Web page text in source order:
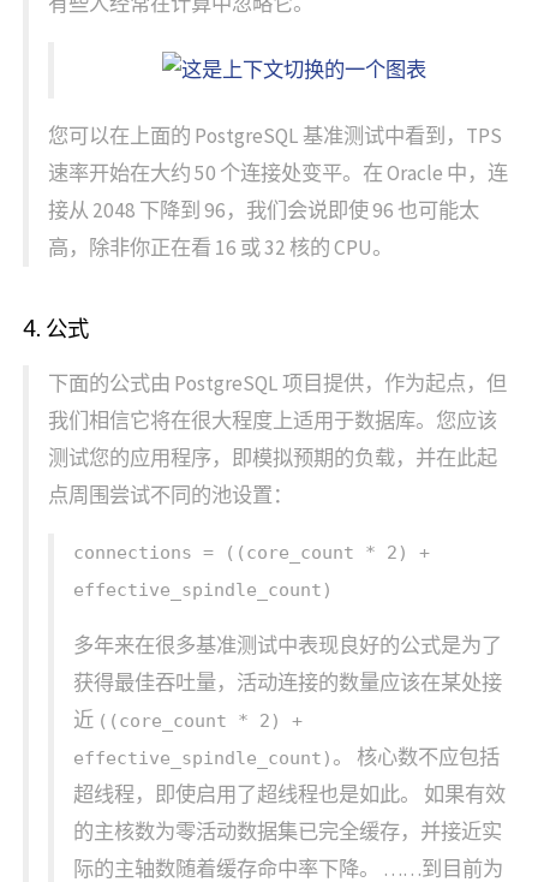
您可以在上面的 PostgreSQL 基准测试中看到，TPS
速率开始在大约 50 个连接处变平。在 Oracle 中，连
接从 2048 下降到 96，我们会说即使 96 也可能太
高，除非你正在看 16 或 32 核的 CPU。
4. 公式
下面的公式由 PostgreSQL 项目提供，作为起点，但
我们相信它将在很大程度上适用于数据库。您应该
测试您的应用程序，即模拟预期的负载，并在此起
点周围尝试不同的池设置：
connections = ((core_count * 2) +
effective_spindle_count)
多年来在很多基准测试中表现良好的公式是为了
获得最佳吞吐量，活动连接的数量应该在某处接
近 ((core_count * 2) +
effective_spindle_count) 。 核心数不应包括
超线程，即使启用了超线程也是如此。 如果有效
的主核数为零活动数据集已完全缓存，并接近实
际的主轴数随着缓存命中率下降。 ……到目前为